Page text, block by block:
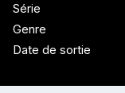
Série
Genre
Date de sortie